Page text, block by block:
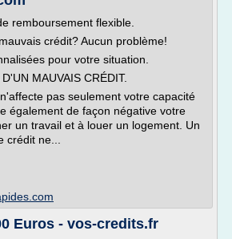
remboursement flexible.
crédit? Aucun problème!
pour votre situation.
MAUVAIS CRÉDIT.
pas seulement votre capacité
également de façon négative votre
un travail et à louer un logement. Un
crédit ne...
Euros - vos-credits.fr